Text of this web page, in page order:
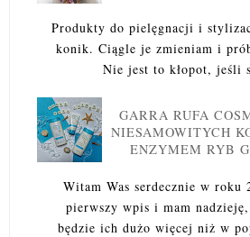
Produkty do pielęgnacji i
konik. Ciągle je zmieniam i
Nie jest to kłopot, jeśli
GARRA RUFA
NIESAMOWITYCH
ENZYMEM RYB
Witam Was serdecznie w roku
pierwszy wpis i mam
będzie ich dużo więcej niż w